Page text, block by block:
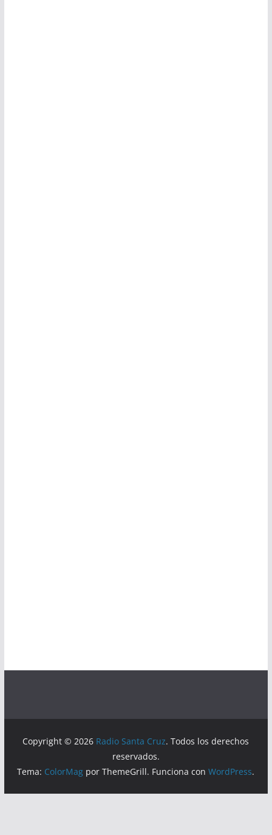
Copyright © 2026 Radio Santa Cruz. Todos los derechos
reservados.
Tema: ColorMag por ThemeGrill. Funciona conWordPress.